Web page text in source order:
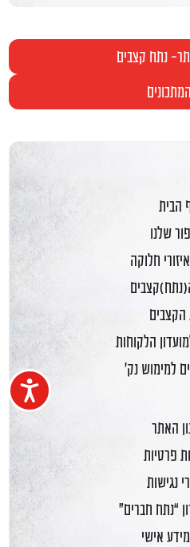
נתח קצבים
הבית
שלנו
חלוקה
הקצבים
הלקוחות
למימוש נק'
האתר
פרטיות
נגישות
“נתח חברים”
אישי